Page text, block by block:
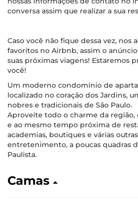
conversa assim que realizar a sua
Caso você não fique dessa vez, nos
favoritos no Airbnb, assim o anúncio
suas próximas viagens! Estaremos
você!
Um moderno condomínio de
localizado no coração dos Jardins,
nobres e tradicionais de São Paulo.
Aproveite todo o charme da região,
e ao mesmo tempo próxima de
academias, boutiques e várias
entretenimento, a poucas quadras
Paulista.
Camas